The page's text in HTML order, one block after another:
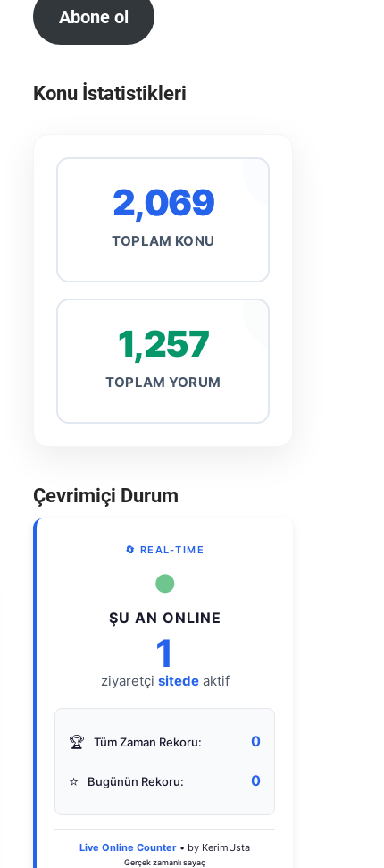
Abone ol
Konu İstatistikleri
2,069
TOPLAM KONU
1,257
TOPLAM YORUM
Çevrimiçi Durum
🔄 REAL-TIME
●
ŞU AN ONLINE
1
ziyaretçi sitedeaktif
🏆 Tüm Zaman Rekoru: 0
⭐ Bugünün Rekoru: 0
Live Online Counter • by KerimUsta
Gerçek zamanlı sayaç